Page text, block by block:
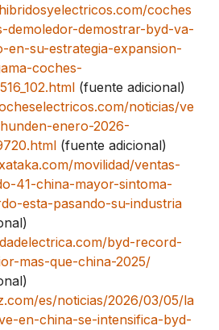
coches
demoledor-demostrar-byd-va-
en-su-estrategia-expansion-
coches-
(fuente adicional)
noticias/ve
enero-2026-
(fuente adicional)
movilidad/ventas-
41-china-mayor-sintoma-
esta-pasando-su-industria
byd-record-
mas-que-china-2025/
es/noticias/2026/03/05/la
en-china-se-intensifica-byd-